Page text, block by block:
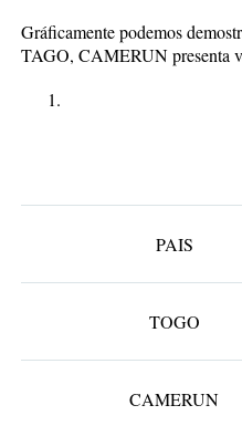
Gráficamente podemos
TAGO, CAMERUN presenta
PAIS
TOGO
CAMERUN